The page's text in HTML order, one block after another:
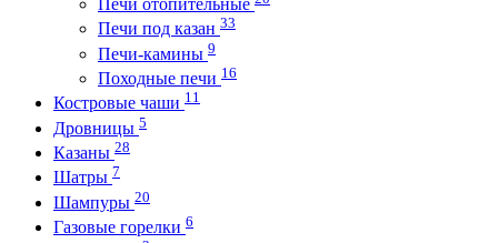
Печи отопительные
Печи под казан 33
Печи-камины 9
Походные печи 16
Костровые чаши 11
Дровницы 5
Казаны 28
Шатры 7
Шампуры 20
Газовые горелки 6